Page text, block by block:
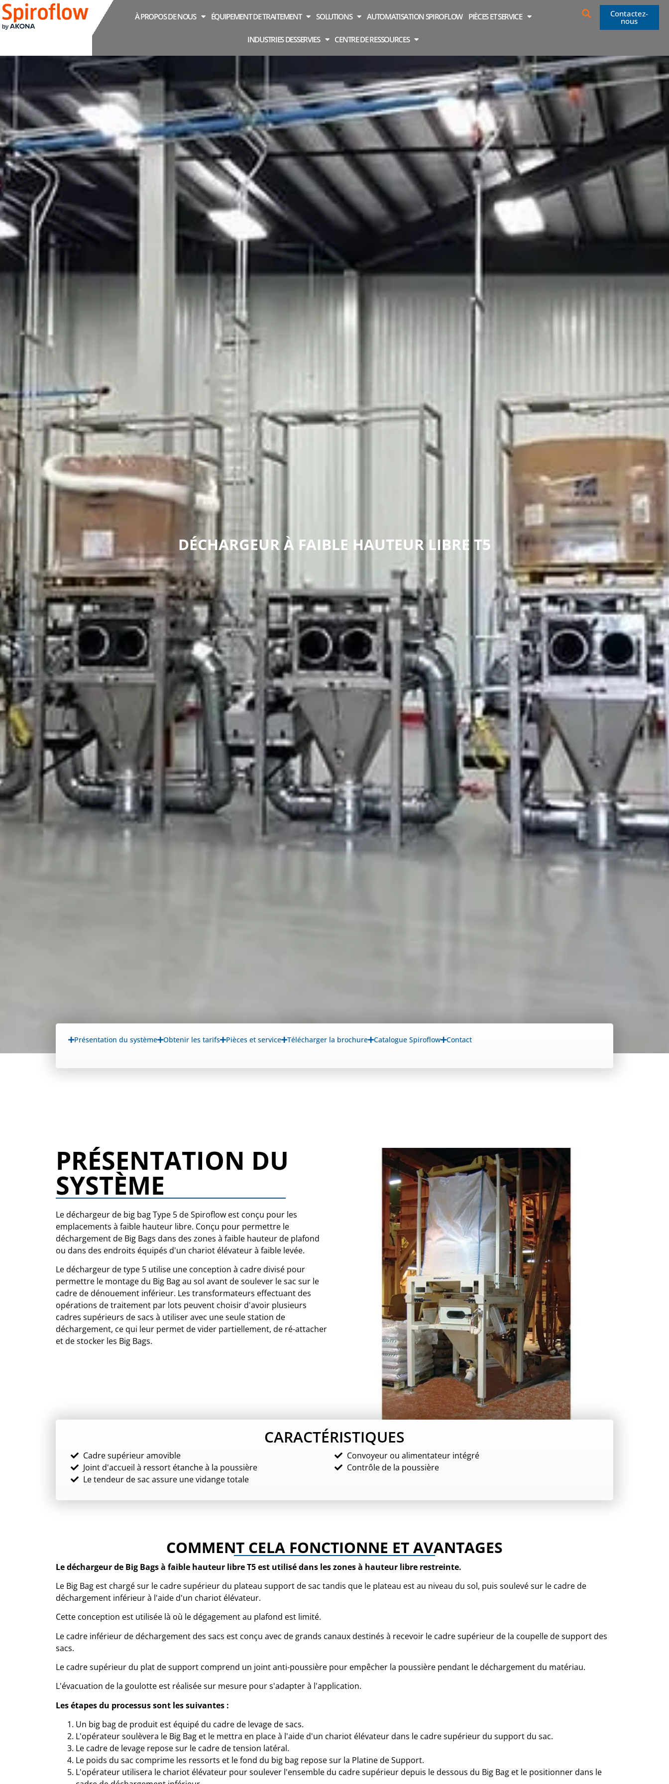
À PROPOS DE NOUS ÉQUIPEMENT DE TRAITEMENT SOLUTIONS AUTOMATISATION SPIROFLOW PIÈCES ET SERVICE
INDUSTRIES DESSERVIES CENTRE DE RESSOURCES
Contactez-
nous
DÉCHARGEUR À FAIBLE HAUTEUR LIBRE T5
Présentation du système Obtenir les tarifs Pièces et service Télécharger la brochure Catalogue Spiroflow Contact
PRÉSENTATION DU
SYSTÈME
Le déchargeur de big bag Type 5 de Spiroflow est conçu pour les
emplacements à faible hauteur libre. Conçu pour permettre le
déchargement de Big Bags dans des zones à faible hauteur de plafond
ou dans des endroits équipés d'un chariot élévateur à faible levée.
Le déchargeur de type 5 utilise une conception à cadre divisé pour
permettre le montage du Big Bag au sol avant de soulever le sac sur le
cadre de dénouement inférieur. Les transformateurs effectuant des
opérations de traitement par lots peuvent choisir d'avoir plusieurs
cadres supérieurs de sacs à utiliser avec une seule station de
déchargement, ce qui leur permet de vider partiellement, de ré-attacher
et de stocker les Big Bags.
CARACTÉRISTIQUES
Cadre supérieur amovible
Joint d'accueil à ressort étanche à la poussière
Le tendeur de sac assure une vidange totale
Convoyeur ou alimentateur intégré
Contrôle de la poussière
COMMENT CELA FONCTIONNE ET AVANTAGES
Le déchargeur de Big Bags à faible hauteur libre T5 est utilisé dans les zones à hauteur libre restreinte.
Le Big Bag est chargé sur le cadre supérieur du plateau support de sac tandis que le plateau est au niveau du sol, puis soulevé sur le cadre de
déchargement inférieur à l'aide d'un chariot élévateur.
Cette conception est utilisée là où le dégagement au plafond est limité.
Le cadre inférieur de déchargement des sacs est conçu avec de grands canaux destinés à recevoir le cadre supérieur de la coupelle de support des
sacs.
Le cadre supérieur du plat de support comprend un joint anti-poussière pour empêcher la poussière pendant le déchargement du matériau.
L'évacuation de la goulotte est réalisée sur mesure pour s'adapter à l'application.
Les étapes du processus sont les suivantes :
Un big bag de produit est équipé du cadre de levage de sacs.
L'opérateur soulèvera le Big Bag et le mettra en place à l'aide d'un chariot élévateur dans le cadre supérieur du support du sac.
Le cadre de levage repose sur le cadre de tension latéral.
Le poids du sac comprime les ressorts et le fond du big bag repose sur la Platine de Support.
L'opérateur utilisera le chariot élévateur pour soulever l'ensemble du cadre supérieur depuis le dessous du Big Bag et le positionner dans le